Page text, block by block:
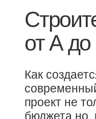
от А до Я
Как создается
современный
бюджета но,
затраты
представляет
эскиза до